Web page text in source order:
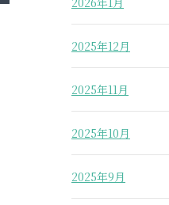
2025年12月
2025年11月
2025年10月
2025年9月